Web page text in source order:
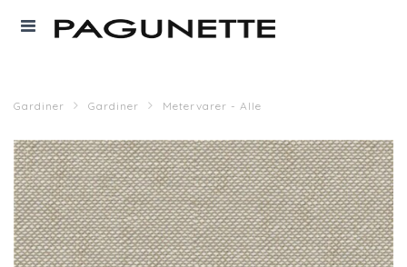
Gardiner Gardiner Metervarer - Alle